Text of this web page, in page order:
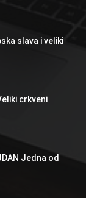
slava i veliki
crkveni
Jedna od